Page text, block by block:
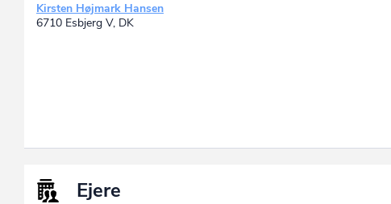
Kirsten Højmark Hansen
6710 Esbjerg V, DK
Ejere